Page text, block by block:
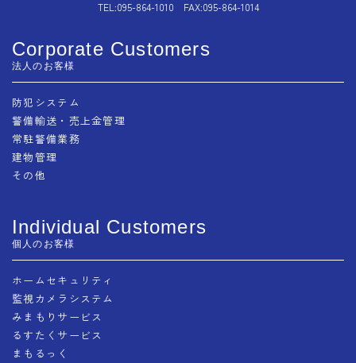
TEL:095-864-1010 FAX:095-864-1014
Corporate Customers
法人のお客様
防犯システム
警備輸送・売上金管理
常駐警備業務
建物管理
その他
Individual Customers
個人のお客様
ホームセキュリティ
監視カメラシステム
みまもりサービス
るすたくサービス
まもるっく